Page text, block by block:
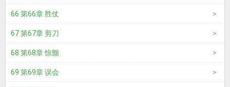
66 第66章 胜仗
67 第67章 剪刀
68 第68章 惊颤
69 第69章 误会